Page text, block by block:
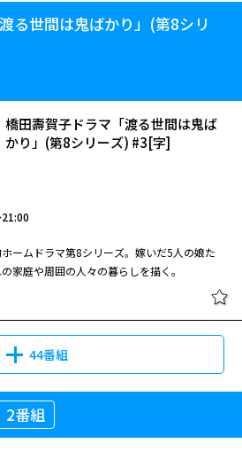
橋田壽賀子ドラマ「渡る世間は鬼ば
ームドラマ第7シリーズ。時代と共に変わる
橋田壽賀子ドラマ「渡る世間は鬼ば
かり」(第7シリーズ) #37[字]
ームドラマ第7シリーズ。時代と共に変わる
描く。藤岡琢也が岡倉大吉を演じた最後のシ
る世間は鬼ばかり」(第8シリ
橋田壽賀子ドラマ「渡る世間は鬼ば
かり」(第8シリーズ) #3[字]
ームドラマ第8シリーズ。嫁いだ5人の娘た
家庭や周囲の人々の暮らしを描く。
44番組
橋田壽賀子ドラマ「渡る世間は鬼ば
かり」(第8シリーズ) #3[字]
2番組